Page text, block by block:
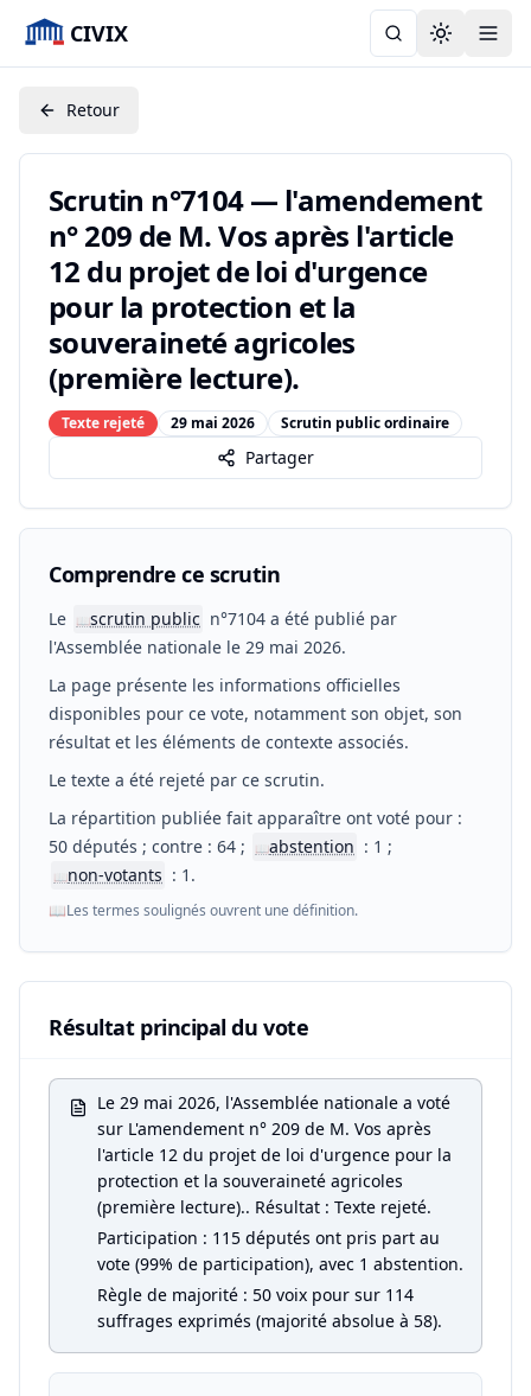
CIVIX Toggle
Retour
Scrutin n°7104 — l'amendement
n° 209 de M. Vos après l'article
12 du projet de loi d'urgence
pour la protection et la
souveraineté agricoles
(première lecture).
Texte rejeté 29 mai 2026 Scrutin public ordinaire
Partager
Comprendre ce scrutin
Le 📖scrutin public n°7104 a été publié par
l'Assemblée nationale le 29 mai 2026.
La page présente les informations officielles
disponibles pour ce vote, notamment son objet, son
résultat et les éléments de contexte associés.
Le texte a été rejeté par ce scrutin.
La répartition publiée fait apparaître ont voté pour :
50 députés ; contre : 64 ;
📖abstention : 1 ;
📖non-votants : 1.
📖Les termes soulignés ouvrent une définition.
Résultat principal du vote
Le 29 mai 2026, l'Assemblée nationale a voté
sur L'amendement n° 209 de M. Vos après
l'article 12 du projet de loi d'urgence pour la
protection et la souveraineté agricoles
(première lecture).. Résultat : Texte rejeté.
Participation : 115 députés ont pris part au
vote (99% de participation), avec 1 abstention.
Règle de majorité : 50 voix pour sur 114
suffrages exprimés (majorité absolue à 58).